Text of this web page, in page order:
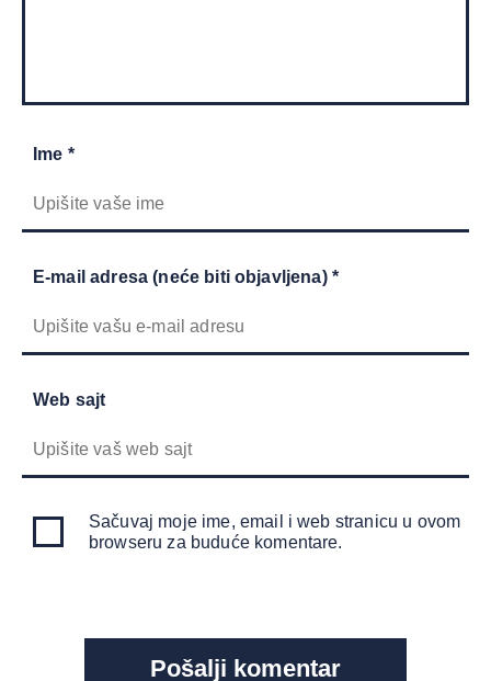
Ime *
E-mail adresa (neće biti objavljena) *
Web sajt
Sačuvaj moje ime, email i web stranicu u ovom
browseru za buduće komentare.